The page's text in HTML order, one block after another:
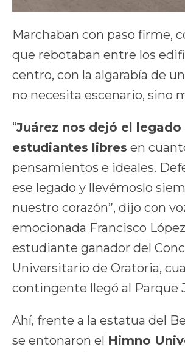
Marchaban con paso firme,
que rebotaban entre los
centro, con la algarabía de
no necesita escenario, sino
“Juárez nos dejó el legado
estudiantes libres en
pensamientos e ideales.
ese legado y llevémoslo
nuestro corazón”, dijo con
emocionada Francisco
estudiante ganador del
Universitario de Oratoria,
contingente llegó al Parque
Ahí, frente a la estatua del
se entonaron el Himno